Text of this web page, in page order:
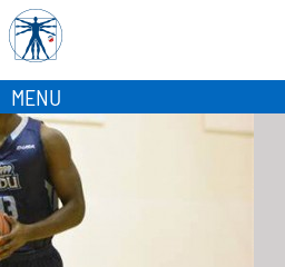
MENU